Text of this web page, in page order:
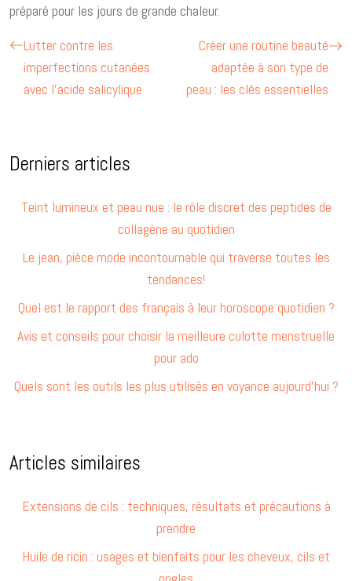
préparé pour les jours de grande chaleur.
Lutter contre les
imperfections cutanées
avec l’acide salicylique
Créer une routine beauté
adaptée à son type de
peau : les clés essentielles
Derniers articles
Teint lumineux et peau nue : le rôle discret des peptides de
collagène au quotidien
Le jean, pièce mode incontournable qui traverse toutes les
tendances!
Quel est le rapport des français à leur horoscope quotidien ?
Avis et conseils pour choisir la meilleure culotte menstruelle
pour ado
Quels sont les outils les plus utilisés en voyance aujourd’hui ?
Articles similaires
Extensions de cils : techniques, résultats et précautions à
prendre
Huile de ricin : usages et bienfaits pour les cheveux, cils et